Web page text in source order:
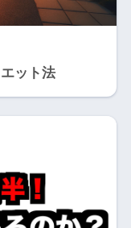
ット法